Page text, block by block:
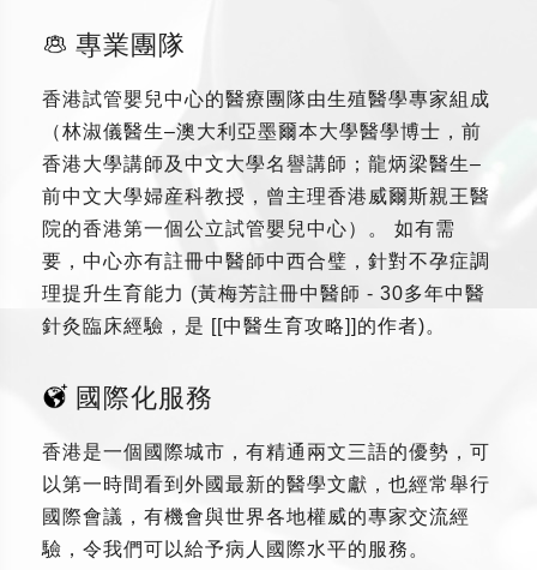
專業團隊
香港試管嬰兒中心的醫療團隊由生殖醫學專家組成
（林淑儀醫生–澳大利亞墨爾本大學醫學博士，前
香港大學講師及中文大學名譽講師；龍炳梁醫生–
前中文大學婦産科教授，曾主理香港威爾斯親王醫
院的香港第一個公立試管嬰兒中心）。 如有需
要，中心亦有註冊中醫師中西合璧，針對不孕症調
理提升生育能力 (黃梅芳註冊中醫師 - 30多年中醫
針灸臨床經驗，是 [[中醫生育攻略]]的作者)。
國際化服務
香港是一個國際城市，有精通兩文三語的優勢，可
以第一時間看到外國最新的醫學文獻，也經常舉行
國際會議，有機會與世界各地權威的專家交流經
驗，令我們可以給予病人國際水平的服務。